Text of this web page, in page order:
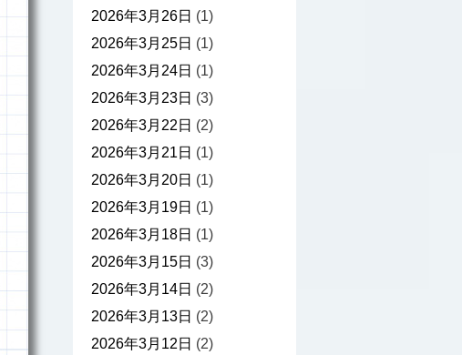
2026年3月26日 (1)
2026年3月25日 (1)
2026年3月24日 (1)
2026年3月23日 (3)
2026年3月22日 (2)
2026年3月21日 (1)
2026年3月20日 (1)
2026年3月19日 (1)
2026年3月18日 (1)
2026年3月15日 (3)
2026年3月14日 (2)
2026年3月13日 (2)
2026年3月12日 (2)